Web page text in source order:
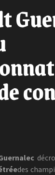
des